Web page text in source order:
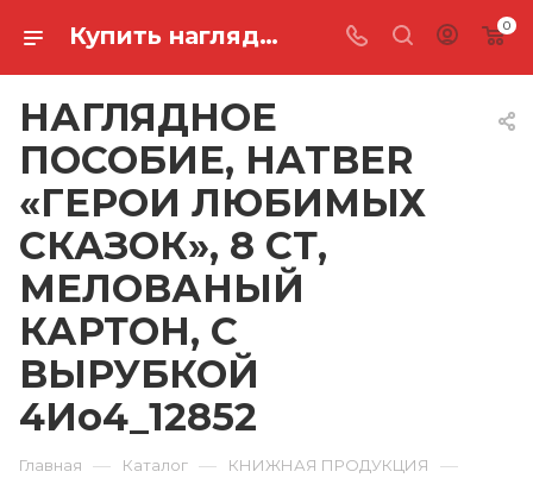
Купить наглядное пособие, hatber «герои любимых сказок», 8 ст, мелованый картон, с вырубкой 4Ио4_12852 в Ростове-на-Дону 0
НАГЛЯДНОЕ
ПОСОБИЕ, HATBER
«ГЕРОИ ЛЮБИМЫХ
СКАЗОК», 8 СТ,
МЕЛОВАНЫЙ
КАРТОН, С
ВЫРУБКОЙ
4Ио4_12852
Главная — Каталог — КНИЖНАЯ ПРОДУКЦИЯ —